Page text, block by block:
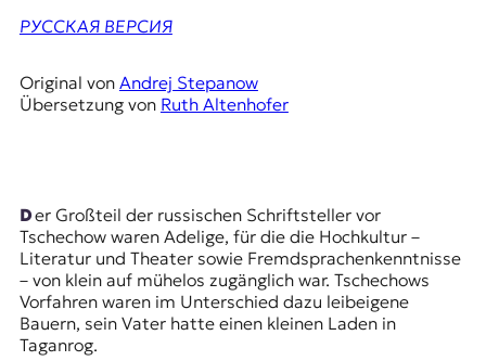
u
a
s
u
n
d
M
e
d
РУССКАЯ ВЕРСИЯ
Original von Andrej Stepanow
Übersetzung von Ruth Altenhofer
Der Großteil der russischen Schriftsteller vor
Tschechow waren Adelige, für die die Hochkultur –
Literatur und Theater sowie Fremdsprachenkenntnisse
– von klein auf mühelos zugänglich war. Tschechows
Vorfahren waren im Unterschied dazu leibeigene
Bauern, sein Vater hatte einen kleinen Laden in
Taganrog.